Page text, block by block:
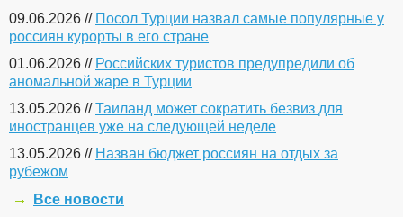
09.06.2026 // Посол Турции назвал самые популярные у
россиян курорты в его стране
01.06.2026 // Российских туристов предупредили об
аномальной жаре в Турции
13.05.2026 //Таиланд может сократить безвиз для
иностранцев уже на следующей неделе
13.05.2026 // Назван бюджет россиян на отдых за
рубежом
Все новости